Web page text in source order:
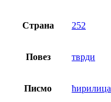
Страна 252
Повез тврди
Писмо ћирилица